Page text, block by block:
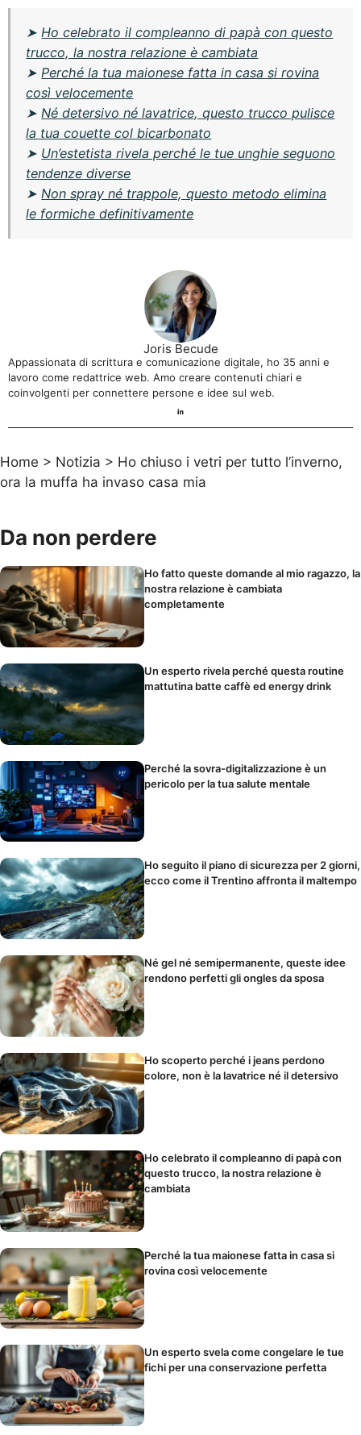
➤ Ho celebrato il compleanno di papà con questo
trucco, la nostra relazione è cambiata
➤ Perché la tua maionese fatta in casa si rovina
così velocemente
➤ Né detersivo né lavatrice, questo trucco pulisce
la tua couette col bicarbonato
➤ Un’estetista rivela perché le tue unghie seguono
tendenze diverse
➤ Non spray né trappole, questo metodo elimina
le formiche definitivamente
Joris Becude
Appassionata di scrittura e comunicazione digitale, ho 35 anni e
lavoro come redattrice web. Amo creare contenuti chiari e
coinvolgenti per connettere persone e idee sul web.
Home > Notizia > Ho chiuso i vetri per tutto l’inverno,
ora la muffa ha invaso casa mia
Da non perdere
Ho fatto queste domande al mio ragazzo, la
nostra relazione è cambiata
completamente
Un esperto rivela perché questa routine
mattutina batte caffè ed energy drink
Perché la sovra-digitalizzazione è un
pericolo per la tua salute mentale
Ho seguito il piano di sicurezza per 2 giorni,
ecco come il Trentino affronta il maltempo
Né gel né semipermanente, queste idee
rendono perfetti gli ongles da sposa
Ho scoperto perché i jeans perdono
colore, non è la lavatrice né il detersivo
Ho celebrato il compleanno di papà con
questo trucco, la nostra relazione è
cambiata
Perché la tua maionese fatta in casa si
rovina così velocemente
Un esperto svela come congelare le tue
fichi per una conservazione perfetta